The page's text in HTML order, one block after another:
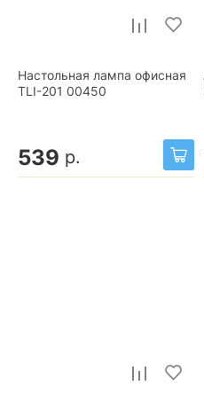
Настольная лампа офисная
TLI-201 00450
539 р.